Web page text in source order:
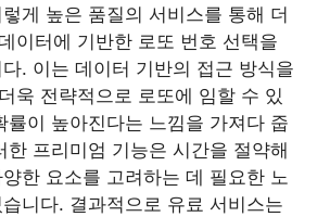
게 높은 품질의 서비스를 통해 더
이터에 기반한 로또 번호 선택을
. 이는 데이터 기반의 접근 방식을
욱 전략적으로 로또에 임할 수 있
률이 높아진다는 느낌을 가져다 줍
한 프리미엄 기능은 시간을 절약해
한 요소를 고려하는 데 필요한 노
니다. 결과적으로 유료 서비스는